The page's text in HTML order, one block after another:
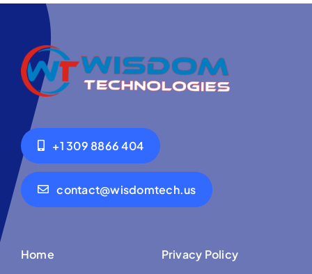
+1 309 8866 404
contact@wisdomtech.us
Home Privacy Policy